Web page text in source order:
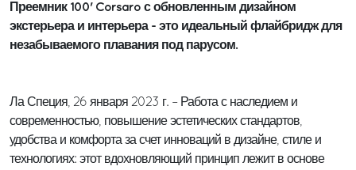
Преемник 100' Corsaro с обновленным дизайном
экстерьера и интерьера - это идеальный флайбридж для
незабываемого плавания под парусом.
Ла Специя, 26 января 2023 г. – Работа с наследием и
современностью, повышение эстетических стандартов,
удобства и комфорта за счет инноваций в дизайне, стиле и
технологиях: этот вдохновляющий принцип лежит в основе